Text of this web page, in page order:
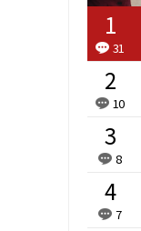
31
10
8
7